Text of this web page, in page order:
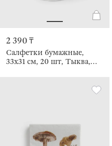
2 390 ₸
Салфетки бумажные,
33х31 см, 20 шт, Тыква,